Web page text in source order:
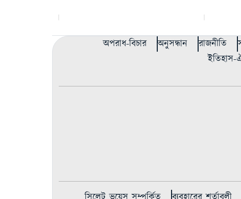
অপরাধ-বিচার অনুসন্ধান রাজনীতি
ইতিহাস-